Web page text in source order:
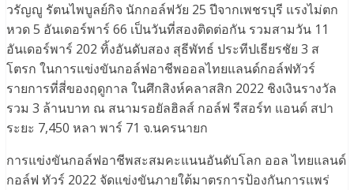
วรัญญู รัตนไพบูลย์กิจ นักกอล์ฟวัย 25 ปีจากเพชรบุรี แรงไม่ตก
หวด 5 อันเดอร์พาร์ 66 เป็นวันที่สองติดต่อกัน รวมสามวัน 11
อันเดอร์พาร์ 202 ทิ้งอันดับสอง สุธีพัทธ์ ประทีปเธียรชัย 3 ส
โตรก ในการแข่งขันกอล์ฟอาชีพออลไทยแลนด์กอล์ฟทัวร์
รายการที่สี่ของฤดูกาล ในศึกสิงห์​คลาสสิก 2022 ชิงเงินรางวัล
รวม 3 ล้านบาท ณ สนามรอยัลฮิลส์ กอล์ฟ รีสอร์ท แอนด์ สปา
ระยะ 7,450 หลา พาร์ 71 จ.นครนายก
การแข่งขันกอล์ฟอาชีพสะสมคะแนนอันดับโลก ออล ไทยแลนด์
กอล์ฟ ทัวร์ 2022 จัดแข่งขันภายใต้มาตรการป้องกันการแพร่